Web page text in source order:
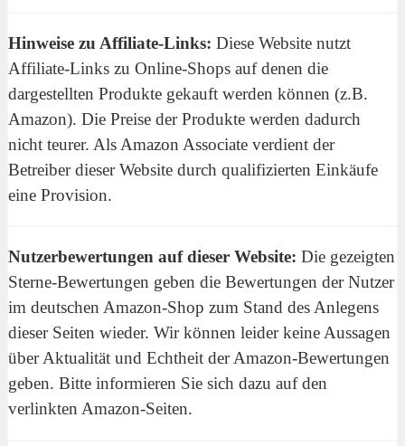
Hinweise zu Affiliate-Links: Diese Website nutzt
Affiliate-Links zu Online-Shops auf denen die
dargestellten Produkte gekauft werden können (z.B.
Amazon). Die Preise der Produkte werden dadurch
nicht teurer. Als Amazon Associate verdient der
Betreiber dieser Website durch qualifizierten Einkäufe
eine Provision.
Nutzerbewertungen auf dieser Website: Die gezeigten
Sterne-Bewertungen geben die Bewertungen der Nutzer
im deutschen Amazon-Shop zum Stand des Anlegens
dieser Seiten wieder. Wir können leider keine Aussagen
über Aktualität und Echtheit der Amazon-Bewertungen
geben. Bitte informieren Sie sich dazu auf den
verlinkten Amazon-Seiten.